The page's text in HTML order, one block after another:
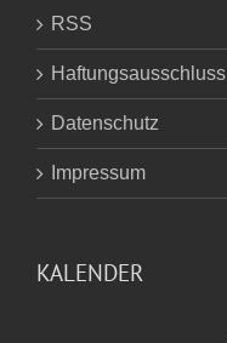
RSS
Haftungsausschluss
Datenschutz
Impressum
KALENDER